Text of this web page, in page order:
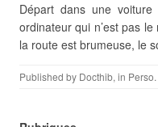
Départ dans une
ordinateur qui n’est pas
la route est brumeuse, le
Published by Docthib, in Perso.